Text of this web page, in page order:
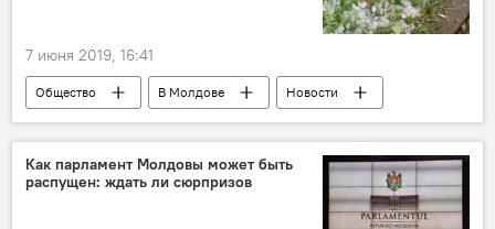
7 июня 2019, 16:41
Общество В Молдове Новости
Как парламент Молдовы может быть
распущен: ждать ли сюрпризов